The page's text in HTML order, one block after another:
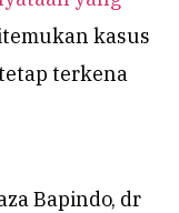
kasus
terkena
Bapindo, dr